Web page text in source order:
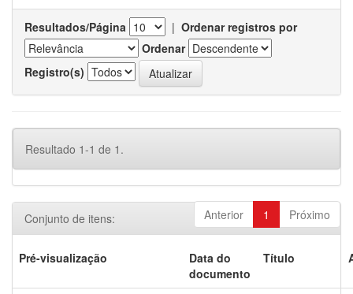
Resultados/Página | Ordenar registros por
Ordenar
Registro(s)
Resultado 1-1 de 1.
Anterior 1 Próximo
Conjunto de itens:
Pré-visualização
Data do
documento
Título